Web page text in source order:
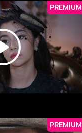
PREMIUM
PREMIUM